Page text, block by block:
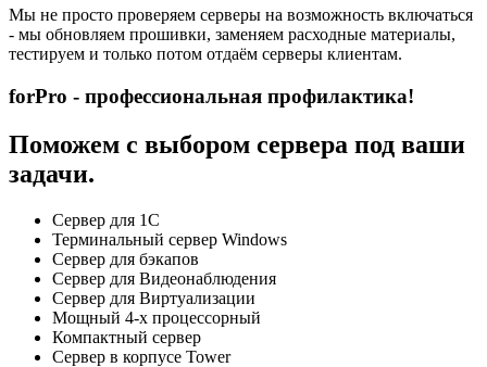
Мы не просто проверяем серверы на возможность включаться
- мы обновляем прошивки, заменяем расходные материалы,
тестируем и только потом отдаём серверы клиентам.
forPro - профессиональная профилактика!
Поможем с выбором сервера под ваши
задачи.
Сервер для 1С
Терминальный сервер Windows
Сервер для бэкапов
Сервер для Видеонаблюдения
Сервер для Виртуализации
Мощный 4-х процессорный
Компактный сервер
Сервер в корпусе Tower